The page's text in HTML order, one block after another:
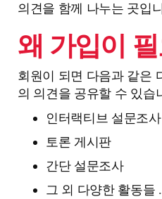
의견을 함께 나누는 곳입
왜 가입이
회원이 되면 다음과 같은
의 의견을 공유할 수 있습
인터랙티브 설문조사
토론 게시판
간단 설문조사
그 외 다양한 활동들